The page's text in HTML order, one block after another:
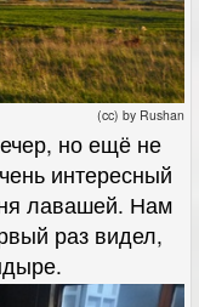
(cc) by Rushan
но ещё не
интересный
лавашей. Нам
раз видел,